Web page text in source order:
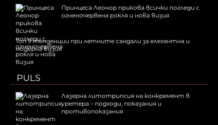
Принцеса Леонор прикова всички погледи с
огненочервена рокля и нова визия
Топ 9 тенденции при летните сандали за елегантна и
модерна визия
PULS
Лазерна литотрипсия на конкремент в
уретера – подходи, показания и
противопоказания